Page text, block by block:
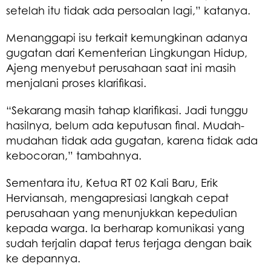
setelah itu tidak ada persoalan lagi,” katanya.
Menanggapi isu terkait kemungkinan adanya
gugatan dari Kementerian Lingkungan Hidup,
Ajeng menyebut perusahaan saat ini masih
menjalani proses klarifikasi.
“Sekarang masih tahap klarifikasi. Jadi tunggu
hasilnya, belum ada keputusan final. Mudah-
mudahan tidak ada gugatan, karena tidak ada
kebocoran,” tambahnya.
Sementara itu, Ketua RT 02 Kali Baru, Erik
Herviansah, mengapresiasi langkah cepat
perusahaan yang menunjukkan kepedulian
kepada warga. Ia berharap komunikasi yang
sudah terjalin dapat terus terjaga dengan baik
ke depannya.